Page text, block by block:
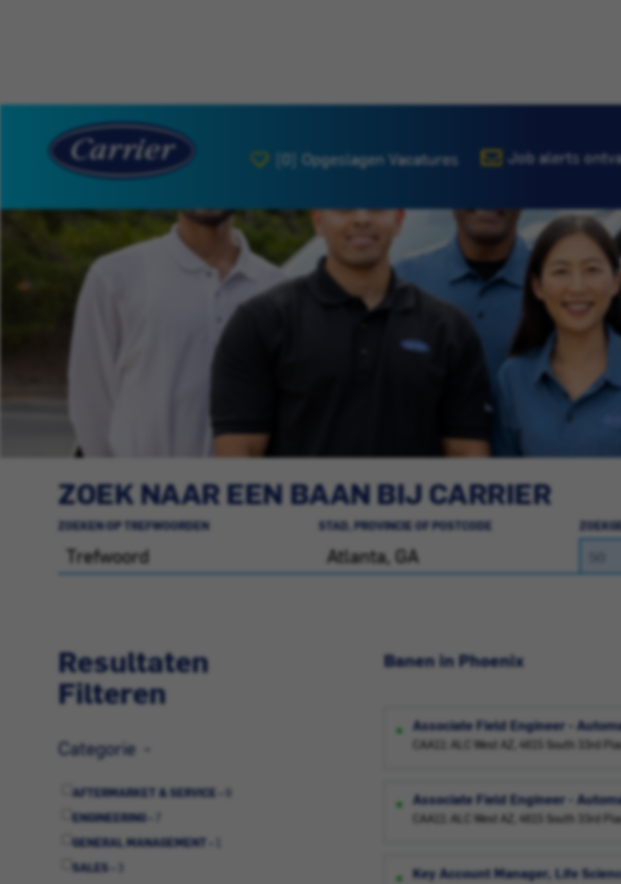
[0] Opgeslagen Vacatures Job alerts
ZOEK NAAR EEN BAAN BIJ CARRIER
ZOEKEN OP TREFWOORDEN STAD, PROVINCIE OF POSTCODE
Resultaten
Filteren
Categorie
AFTERMARKET & SERVICE -
ENGINEERING -
GENERAL MANAGEMENT -
SALES -
Banen in Phoenix
Associate Field Engineer -
CAA11: ALC West AZ, 4615 South 33rd
Associate Field Engineer -
CAA11: ALC West AZ, 4615 South 33rd
Key Account Manager, Life